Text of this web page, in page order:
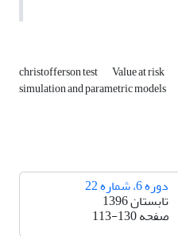
christofferson test Value at risk
simulation and parametric models
دوره 6، شماره 22
تابستان 1396
صفحه113-130